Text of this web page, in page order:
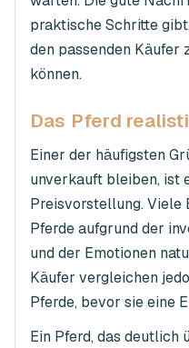
praktische Schritte
den passenden Käufer
können.
Das Pferd
Einer der häufigsten
unverkauft bleiben, ist
Preisvorstellung. Viele
Pferde aufgrund der
und der Emotionen
Käufer vergleichen
Pferde, bevor sie eine
Ein Pferd, das deutlich